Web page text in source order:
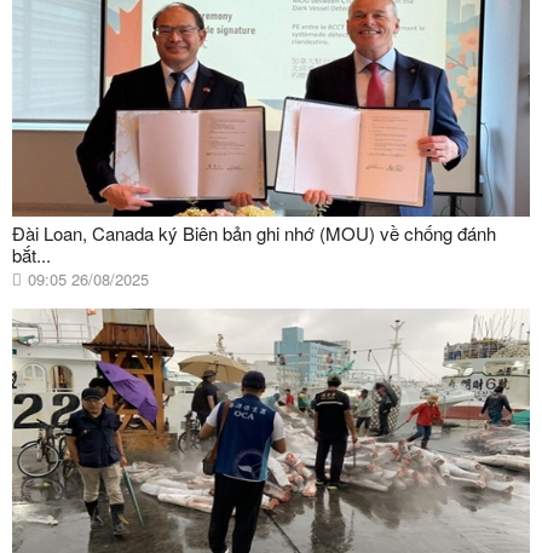
Đài Loan, Canada ký Biên bản ghi nhớ (MOU) về chống đánh
bắt...
09:05 26/08/2025